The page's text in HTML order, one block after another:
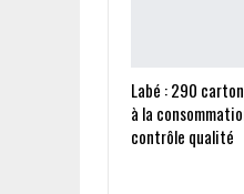
Labé : 290
à la
contrôle qualité